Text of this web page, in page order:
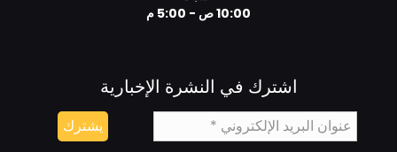
10:00 ص - 5:00 م
اشترك في النشرة الإخبارية